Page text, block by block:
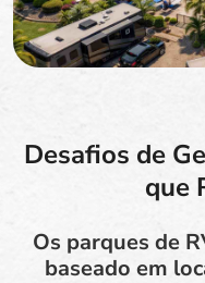
Desafios de
que
Os parques de
baseado em